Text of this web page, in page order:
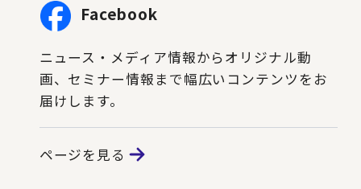
Facebook
ニュース・メディア情報からオリジナル動
画、セミナー情報まで幅広いコンテンツをお
届けします。
ページを見る